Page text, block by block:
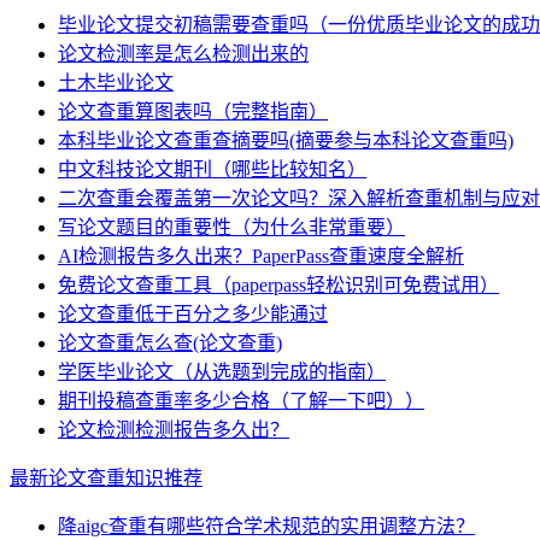
毕业论文提交初稿需要查重吗（一份优质毕业论文的成功
论文检测率是怎么检测出来的
土木毕业论文
论文查重算图表吗（完整指南）
本科毕业论文查重查摘要吗(摘要参与本科论文查重吗)
中文科技论文期刊（哪些比较知名）
二次查重会覆盖第一次论文吗？深入解析查重机制与应
写论文题目的重要性（为什么非常重要）
AI检测报告多久出来？PaperPass查重速度全解析
免费论文查重工具（paperpass轻松识别可免费试用）
论文查重低于百分之多少能通过
论文查重怎么查(论文查重)
学医毕业论文（从选题到完成的指南）
期刊投稿查重率多少合格（了解一下吧））
论文检测检测报告多久出？
最新论文查重知识推荐
降aigc查重有哪些符合学术规范的实用调整方法？